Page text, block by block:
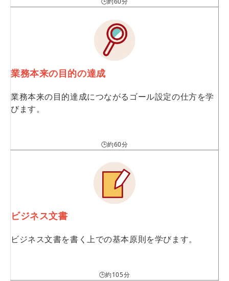
業務本来の目的の達成
業務本来の目的達成につながるゴール設定の仕方を学
びます。
🕒約60分
ビジネス文書
ビジネス文書を書く上での基本原則を学びます。
🕒約105分